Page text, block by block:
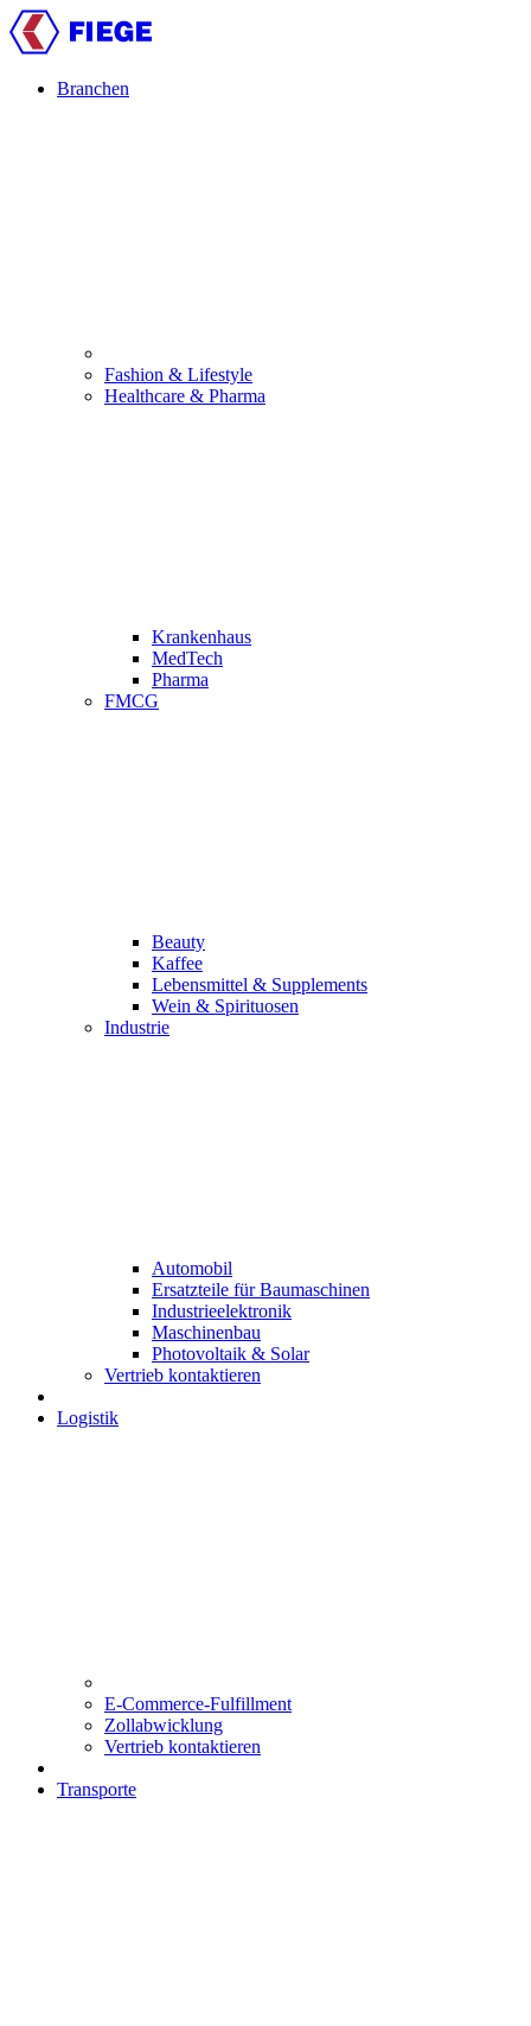
Skip
to
contentBranchen
Fashion & Lifestyle
Healthcare & Pharma
Krankenhaus
MedTech
Pharma
FMCG
Beauty
Kaffee
Lebensmittel & Supplements
Wein & Spirituosen
Industrie
Automobil
Ersatzteile für Baumaschinen
Industrieelektronik
Maschinenbau
Photovoltaik & Solar
Vertrieb kontaktieren
Logistik
E-Commerce-Fulfillment
Zollabwicklung
Vertrieb kontaktieren
Transporte